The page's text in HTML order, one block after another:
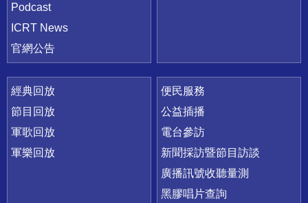
Podcast
ICRT News
官網公告
經典回放
節目回放
軍歌回放
軍樂回放
便民服務
公益插播
電台參訪
新聞採訪暨節目訪談
廣播訊號收聽量測
黑膠唱片查詢